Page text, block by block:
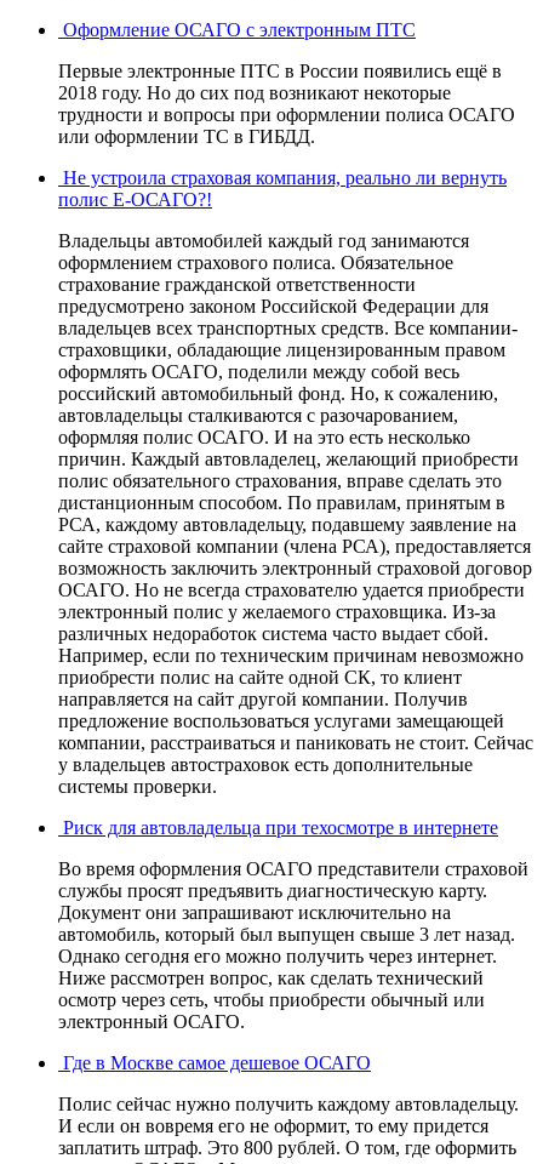
Оформление ОСАГО с электронным ПТС
Первые электронные ПТС в России появились ещё в
2018 году. Но до сих под возникают некоторые
трудности и вопросы при оформлении полиса ОСАГО
или оформлении ТС в ГИБДД.
Не устроила страховая компания, реально ли вернуть
полис Е-ОСАГО?!
Владельцы автомобилей каждый год занимаются
оформлением страхового полиса. Обязательное
страхование гражданской ответственности
предусмотрено законом Российской Федерации для
владельцев всех транспортных средств. Все компании-
страховщики, обладающие лицензированным правом
оформлять ОСАГО, поделили между собой весь
российский автомобильный фонд. Но, к сожалению,
автовладельцы сталкиваются с разочарованием,
оформляя полис ОСАГО. И на это есть несколько
причин. Каждый автовладелец, желающий приобрести
полис обязательного страхования, вправе сделать это
дистанционным способом. По правилам, принятым в
РСА, каждому автовладельцу, подавшему заявление на
сайте страховой компании (члена РСА), предоставляется
возможность заключить электронный страховой договор
ОСАГО. Но не всегда страхователю удается приобрести
электронный полис у желаемого страховщика. Из-за
различных недоработок система часто выдает сбой.
Например, если по техническим причинам невозможно
приобрести полис на сайте одной СК, то клиент
направляется на сайт другой компании. Получив
предложение воспользоваться услугами замещающей
компании, расстраиваться и паниковать не стоит. Сейчас
у владельцев автостраховок есть дополнительные
системы проверки.
Риск для автовладельца при техосмотре в интернете
Во время оформления ОСАГО представители страховой
службы просят предъявить диагностическую карту.
Документ они запрашивают исключительно на
автомобиль, который был выпущен свыше 3 лет назад.
Однако сегодня его можно получить через интернет.
Ниже рассмотрен вопрос, как сделать технический
осмотр через сеть, чтобы приобрести обычный или
электронный ОСАГО.
Где в Москве самое дешевое ОСАГО
Полис сейчас нужно получить каждому автовладельцу.
И если он вовремя его не оформит, то ему придется
заплатить штраф. Это 800 рублей. О том, где оформить